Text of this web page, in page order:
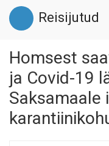
Liigu
edasi
põhisisu
Reisijutud
Homsest
ja Covid-19
Saksamaale